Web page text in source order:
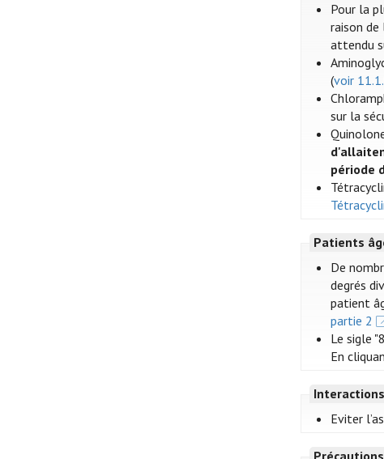
Pour la
raison
attendu
(voir
sur la
période
Patients
De
degrés
patient
partie 2
Le sigle
En
Interactions
Eviter